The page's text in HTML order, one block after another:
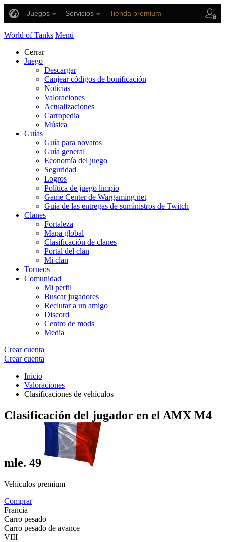
Juegos Servicios Tienda premium
World of Tanks Menú
Cerrar
Juego
Descargar
Canjear códigos de bonificación
Noticias
Valoraciones
Actualizaciones
Carropedia
Música
Guías
Guía para novatos
Guía general
Economía del juego
Seguridad
Logros
Política de juego limpio
Game Center de Wargaming.net
Guía de las entregas de suministros de Twitch
Clanes
Fortaleza
Mapa global
Clasificación de clanes
Portal del clan
Mi clan
Torneos
Comunidad
Mi perfil
Buscar jugadores
Reclutar a un amigo
Discord
Centro de mods
Media
Crear cuenta
Crear cuenta
Inicio
Valoraciones
Clasificaciones de vehículos
Clasificación del jugador en el AMX M4
mle. 49
Vehículos premium
Comprar
Francia
Carro pesado
Carro pesado de avance
VIII